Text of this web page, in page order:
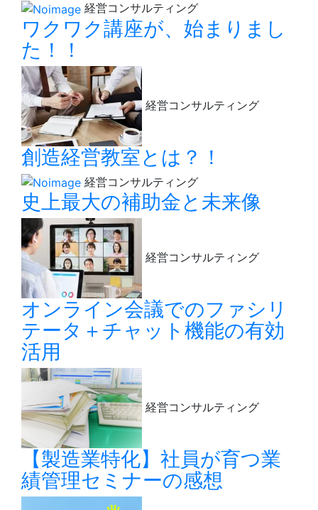
経営コンサルティング
ワクワク講座が、始まりまし
た！！
経営コンサルティング
創造経営教室とは？！
経営コンサルティング
史上最大の補助金と未来像
経営コンサルティング
オンライン会議でのファシリ
テータ＋チャット機能の有効
活用
経営コンサルティング
【製造業特化】社員が育つ業
績管理セミナーの感想